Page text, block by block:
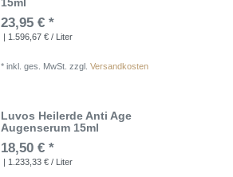
23,95 € *
| 1.596,67 € / Liter
*inkl. ges. MwSt. zzgl.Versandkosten
Luvos Heilerde Anti Age
Augenserum 15ml
18,50 € *
| 1.233,33 € / Liter